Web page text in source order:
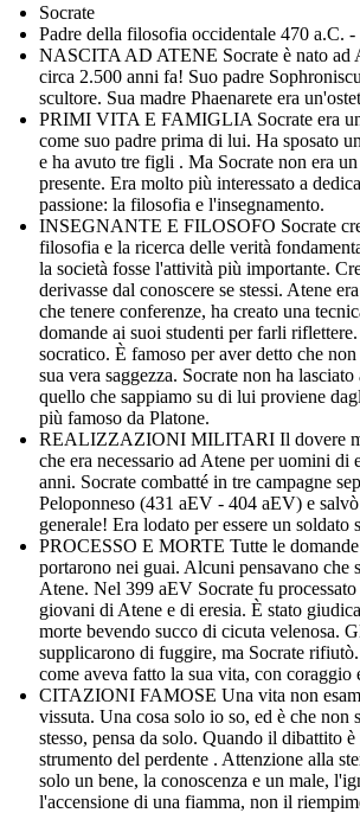
Socrate
Padre della filosofia occidentale 470 a.C. -
NASCITA AD ATENE Socrate è nato ad
circa 2.500 anni fa! Suo padre
scultore. Sua madre Phaenarete era
PRIMI VITA E FAMIGLIA Socrate era
come suo padre prima di lui. Ha sposato
e ha avuto tre figli . Ma Socrate non era
presente. Era molto più interessato a
passione: la filosofia e l'insegnamento.
INSEGNANTE E FILOSOFO Socrate
filosofia e la ricerca delle verità
la società fosse l'attività più importante.
derivasse dal conoscere se stessi. Atene
che tenere conferenze, ha creato una
domande ai suoi studenti per farli
socratico. È famoso per aver detto che
sua vera saggezza. Socrate non ha
quello che sappiamo su di lui proviene
più famoso da Platone.
REALIZZAZIONI MILITARI Il dovere
che era necessario ad Atene per uomini di
anni. Socrate combatté in tre campagne
Peloponneso (431 aEV - 404 aEV) e
generale! Era lodato per essere un soldato
PROCESSO E MORTE Tutte le
portarono nei guai. Alcuni pensavano che
Atene. Nel 399 aEV Socrate fu
giovani di Atene e di eresia. È stato
morte bevendo succo di cicuta velenosa.
supplicarono di fuggire, ma Socrate
come aveva fatto la sua vita, con coraggio
CITAZIONI FAMOSE Una vita non
vissuta. Una cosa solo io so, ed è che non
stesso, pensa da solo. Quando il dibattito
strumento del perdente . Attenzione alla
solo un bene, la conoscenza e un male,
l'accensione di una fiamma, non il